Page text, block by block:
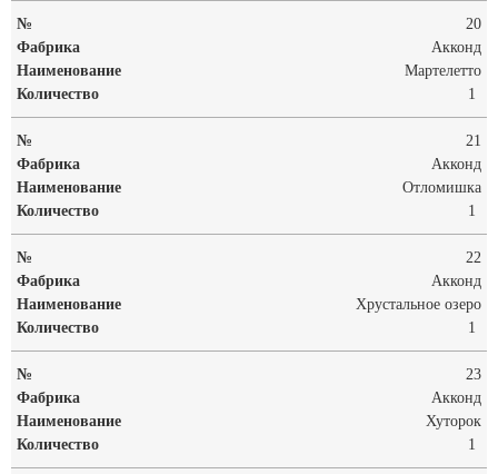
20
Акконд
Мартелетто
1
21
Акконд
Отломишка
1
22
Акконд
Хрустальное озеро
1
23
Акконд
Хуторок
1